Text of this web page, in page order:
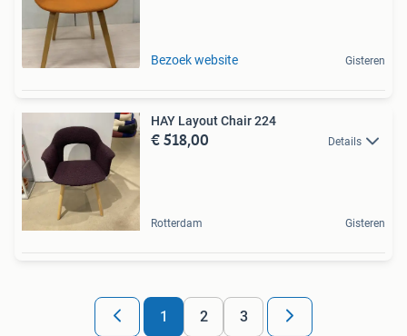
Bezoek website Gisteren
HAY Layout Chair 224
€ 518,00 Details
Rotterdam Gisteren
1 2 3